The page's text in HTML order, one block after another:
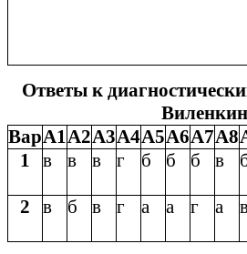
Ответы к
Виленкин
ВарА1 А2А3А4А5А6А7А8
1
в в в г б б б в
2
в б в г а а г а